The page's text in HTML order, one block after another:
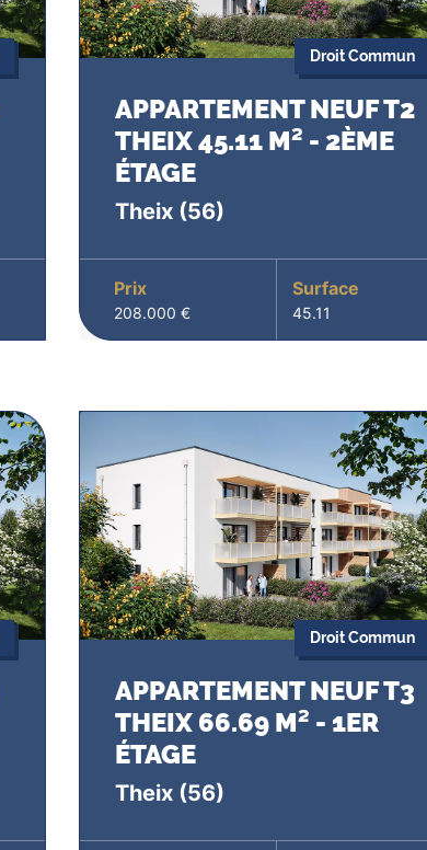
Droit Commun
APPARTEMENT NEUF T2
THEIX 45.11 M² - 2ÈME
ÉTAGE
Theix(56)
Prix
208.000 €
Surface
45.11
Droit Commun
APPARTEMENT NEUF T3
THEIX 66.69 M² - 1ER
ÉTAGE
Theix(56)